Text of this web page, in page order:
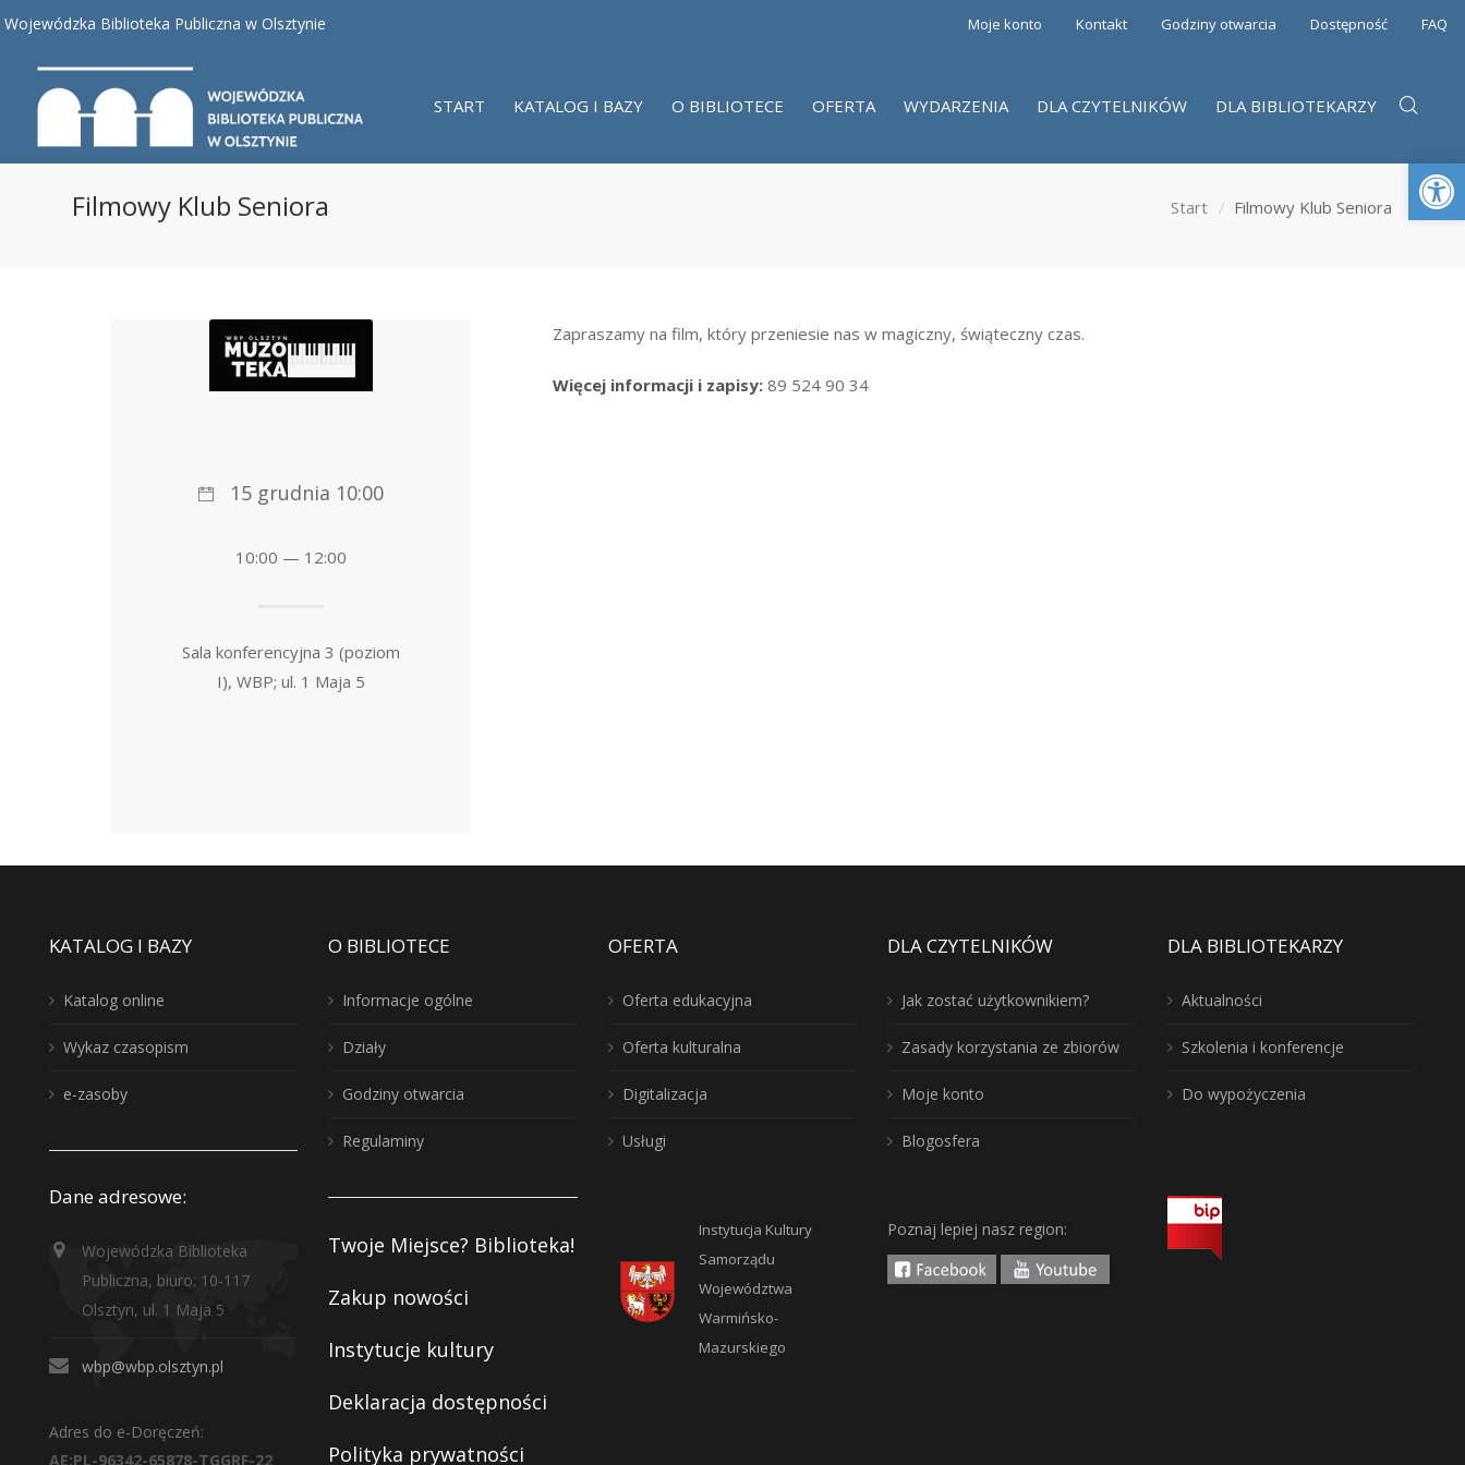
Wojewódzka Biblioteka Publiczna w Olsztynie Moje konto Kontakt Godziny otwarcia Dostępność FAQ
START KATALOG I BAZY O BIBLIOTECE OFERTA WYDARZENIA DLA CZYTELNIKÓW DLA BIBLIOTEKARZY
Filmowy Klub Seniora Start Filmowy Klub Seniora
Zapraszamy na film, który przeniesie nas w magiczny, świąteczny czas.
Więcej informacji i zapisy:89 524 90 34
15 grudnia 10:00
10:00 — 12:00
Sala konferencyjna 3 (poziom
I), WBP; ul. 1 Maja 5
KATALOG I BAZY
Katalog online
Wykaz czasopism
e-zasoby
Dane adresowe:
Wojewódzka Biblioteka
Publiczna, biuro: 10-117
Olsztyn, ul. 1 Maja 5
wbp@wbp.olsztyn.pl
Adres do e-Doręczeń:
AE:PL-96342-65878-TGGRF-22
O BIBLIOTECE
Informacje ogólne
Działy
Godziny otwarcia
Regulaminy
Twoje Miejsce? Biblioteka!
Zakup nowości
Instytucje kultury
Deklaracja dostępności
Polityka prywatności
OFERTA
Oferta edukacyjna
Oferta kulturalna
Digitalizacja
Usługi
Instytucja Kultury
Samorządu
Województwa
Warmińsko-
Mazurskiego
DLA CZYTELNIKÓW
Jak zostać użytkownikiem?
Zasady korzystania ze zbiorów
Moje konto
Blogosfera
Poznaj lepiej nasz region:
DLA BIBLIOTEKARZY
Aktualności
Szkolenia i konferencje
Do wypożyczenia